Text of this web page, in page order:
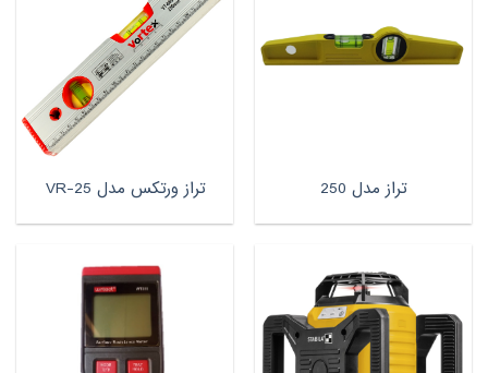
تراز مدل 250 تراز ورتکس مدل VR-25